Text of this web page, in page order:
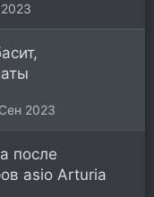
2023
после
asio Arturia